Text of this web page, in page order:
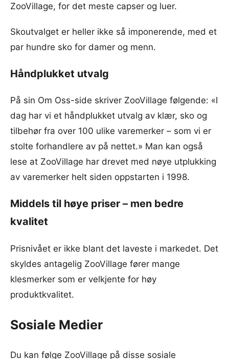
ZooVillage, for det meste capser og luer.
Skoutvalget er heller ikke så imponerende, med et
par hundre sko for damer og menn.
Håndplukket utvalg
På sin Om Oss-side skriver ZooVillage følgende: «I
dag har vi et håndplukket utvalg av klær, sko og
tilbehør fra over 100 ulike varemerker – som vi er
stolte forhandlere av på nettet.» Man kan også
lese at ZooVillage har drevet med nøye utplukking
av varemerker helt siden oppstarten i 1998.
Middels til høye priser – men bedre
kvalitet
Prisnivået er ikke blant det laveste i markedet. Det
skyldes antagelig ZooVillage fører mange
klesmerker som er velkjente for høy
produktkvalitet.
Sosiale Medier
Du kan følge ZooVillage på disse sosiale